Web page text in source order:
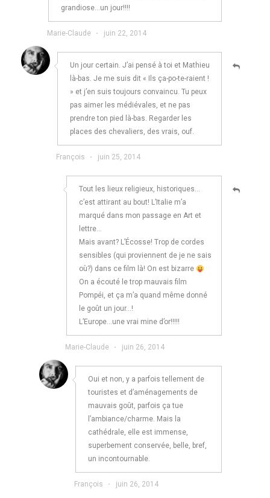
grandiose…un jour!!!!
Marie-Claude · juin 22, 2014
Un jour certain. J’ai pensé à toi et Mathieu
là-bas. Je me suis dit « Ils ça-po-te-raient !
» et j’en suis toujours convaincu. Tu peux
pas aimer les médiévales, et ne pas
prendre ton pied là-bas. Regarder les
places des chevaliers, des vrais, ouf.
François · juin 25, 2014
Tout les lieux religieux, historiques…
c’est attirant au bout! L’Italie m’a
marqué dans mon passage en Art et
lettre…
Mais avant? L’Écosse! Trop de cordes
sensibles (qui proviennent de je ne sais
où?) dans ce film là! On est bizarre
On a écouté le trop mauvais film
Pompéi, et ça m’a quand même donné
le goût un jour…!
L’Europe…une vrai mine d’or!!!!!
Marie-Claude · juin 26, 2014
Oui et non, y a parfois tellement de
touristes et d’aménagements de
mauvais goût, parfois ça tue
l’ambiance/charme. Mais la
cathédrale, elle est immense,
superbement conservée, belle, bref,
un incontournable.
François · juin 26, 2014